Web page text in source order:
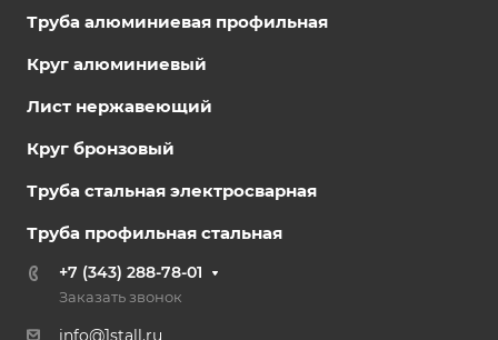
Труба алюминиевая профильная
Круг алюминиевый
Лист нержавеющий
Круг бронзовый
Труба стальная электросварная
Труба профильная стальная
+7 (343) 288-78-01
Заказать звонок
info@1stall.ru